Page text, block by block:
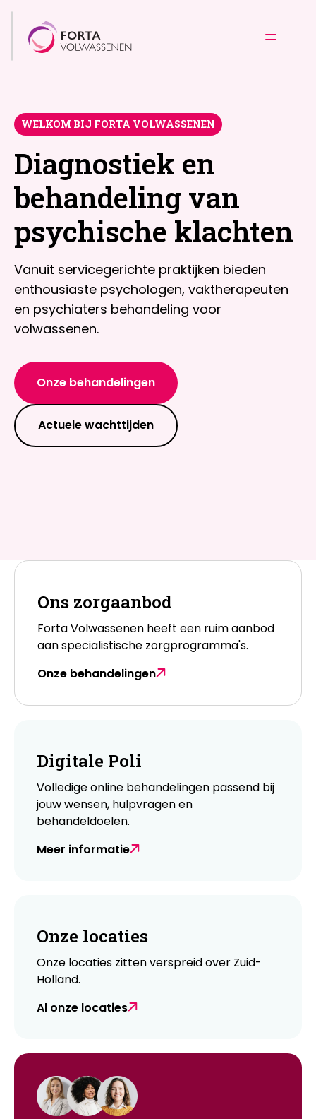
WELKOM BIJ FORTA VOLWASSENEN
Diagnostiek en
behandeling van
psychische klachten
Vanuit servicegerichte praktijken bieden
enthousiaste psychologen, vaktherapeuten
en psychiaters behandeling voor
volwassenen.
Onze behandelingen
Actuele wachttijden
Ons zorgaanbod
Forta Volwassenen heeft een ruim aanbod
aan specialistische zorgprogramma's.
Onze behandelingen
Digitale Poli
Volledige online behandelingen passend bij
jouw wensen, hulpvragen en
behandeldoelen.
Meer informatie
Onze locaties
Onze locaties zitten verspreid over Zuid-
Holland.
Al onze locaties